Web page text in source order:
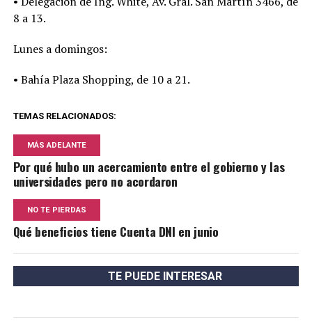
8 a 13.
Lunes a domingos:
• Bahía Plaza Shopping, de 10 a 21.
TEMAS RELACIONADOS:
MÁS ADELANTE
Por qué hubo un acercamiento entre el gobierno y las
universidades pero no acordaron
NO TE PIERDAS
Qué beneficios tiene Cuenta DNI en junio
TE PUEDE INTERESAR